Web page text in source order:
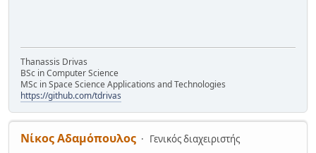
Thanassis Drivas
BSc in Computer Science
MSc in Space Science Applications and Technologies
https://github.com/tdrivas
Νίκος Αδαμόπουλος
Γενικός διαχειριστής